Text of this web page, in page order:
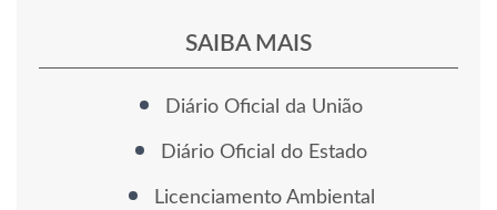
SAIBA MAIS
Diário Oficial da União
Diário Oficial do Estado
Licenciamento Ambiental